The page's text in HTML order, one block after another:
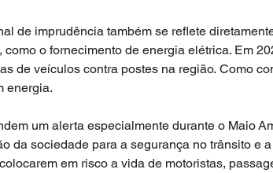
de imprudência também se reflete
o fornecimento de energia elétrica. Em
de veículos contra postes na região. Como
energia.
um alerta especialmente durante o Maio
da sociedade para a segurança no trânsito e
em risco a vida de motoristas,